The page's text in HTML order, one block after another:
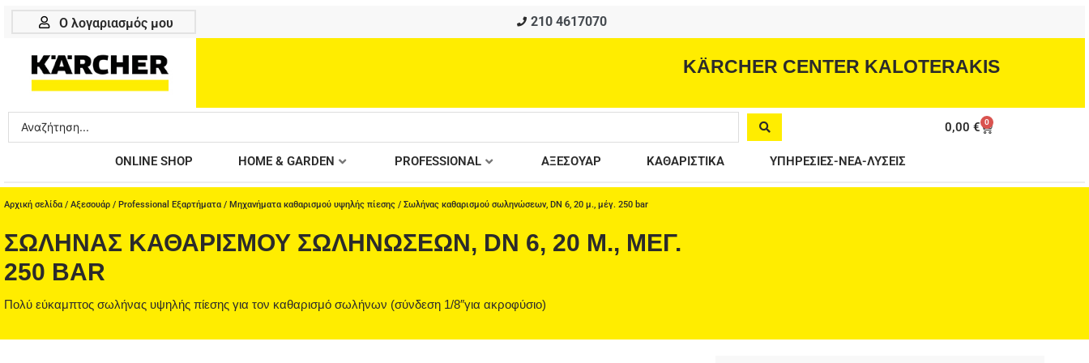
Μετάβαση
Ο λογαριασμός μου 210 4617070
KÄRCHER CENTER KALOTERAKIS
Search
...
0,00€ 0
Cart
ONLINE SHOP HOME & GARDEN PROFESSIONAL ΑΞΕΣΟΥΑΡ ΚΑΘΑΡΙΣΤΙΚΑ ΥΠΗΡΕΣΙΕΣ-ΝΕΑ-ΛΥΣΕΙΣ
Αρχική σελίδα / Αξεσουάρ / Professional Εξαρτήματα / Μηχανήματα καθαρισμού υψηλής πίεσης / Σωλήνας καθαρισμού σωληνώσεων, DN 6, 20 μ., μέγ. 250 bar
ΣΩΛΉΝΑΣ ΚΑΘΑΡΙΣΜΟΎ ΣΩΛΗΝΏΣΕΩΝ, DN 6, 20 Μ., ΜΈΓ.
250 BAR
Πολύ εύκαμπτος σωλήνας υψηλής πίεσης για τον καθαρισμό σωλήνων (σύνδεση 1/8″για ακροφύσιο)